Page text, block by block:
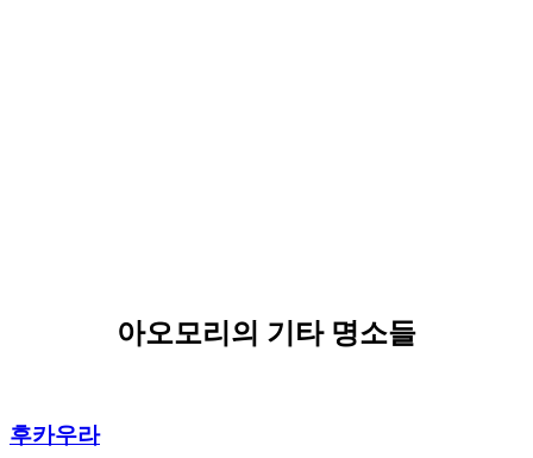
아오모리의 기타 명소들
후카우라